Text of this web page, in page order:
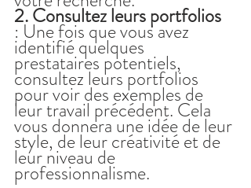
2. Consultez leurs portfolios
: Une fois que vous avez
identifié quelques
prestataires potentiels,
consultez leurs portfolios
pour voir des exemples de
leur travail précédent. Cela
vous donnera une idée de leur
style, de leur créativité et de
leur niveau de
professionnalisme.